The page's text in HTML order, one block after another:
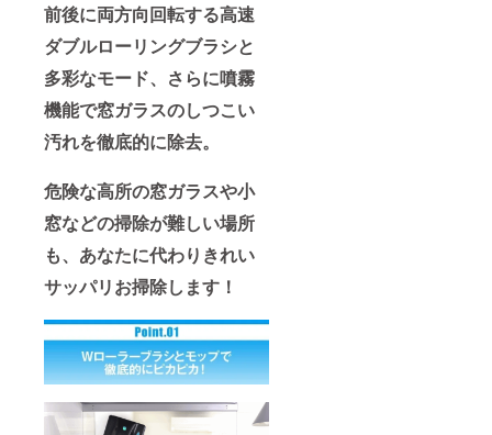
前後に両方向回転する高速
ダブルローリングブラシと
多彩なモード、さらに噴霧
機能で窓ガラスのしつこい
汚れを徹底的に除去。
危険な高所の窓ガラスや小
窓などの掃除が難しい場所
も、あなたに代わりきれい
サッパリお掃除します！